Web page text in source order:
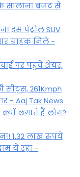
सालाना बजट से
इस पेट्रोल SUV
ग्राहक मिले -
पर पहुंचे शेयर,
सीट्स, 261Kmph
- Aaj Tak News
लगाते हैं लोग?
1.32 लाख रुपये
ये रहा -